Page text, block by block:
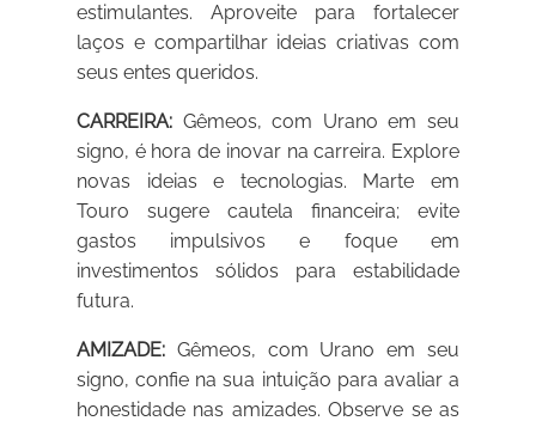
estimulantes. Aproveite para fortalecer
laços e compartilhar ideias criativas com
seus entes queridos.
CARREIRA: Gêmeos, com Urano em seu
signo, é hora de inovar na carreira. Explore
novas ideias e tecnologias. Marte em
Touro sugere cautela financeira; evite
gastos impulsivos e foque em
investimentos sólidos para estabilidade
futura.
AMIZADE: Gêmeos, com Urano em seu
signo, confie na sua intuição para avaliar a
honestidade nas amizades. Observe se as